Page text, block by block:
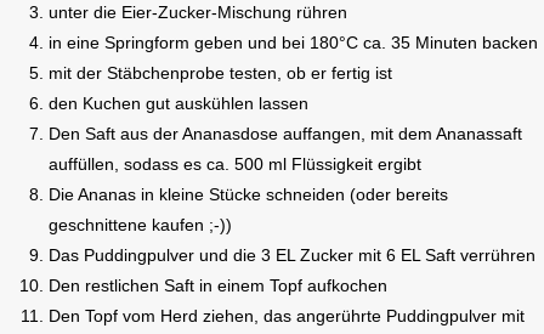
unter die Eier-Zucker-Mischung rühren
in eine Springform geben und bei 180°C ca. 35 Minuten backen
mit der Stäbchenprobe testen, ob er fertig ist
den Kuchen gut auskühlen lassen
Den Saft aus der Ananasdose auffangen, mit dem Ananassaft
auffüllen, sodass es ca. 500 ml Flüssigkeit ergibt
Die Ananas in kleine Stücke schneiden (oder bereits
geschnittene kaufen ;-))
Das Puddingpulver und die 3 EL Zucker mit 6 EL Saft verrühren
Den restlichen Saft in einem Topf aufkochen
Den Topf vom Herd ziehen, das angerührte Puddingpulver mit